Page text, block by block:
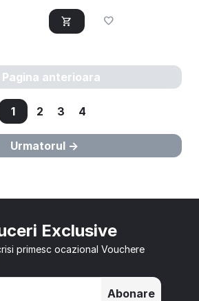
Pagina anterioara
1 2 3 4
Urmatorul
Exclusive
primesc ocazional Vouchere
Abonare